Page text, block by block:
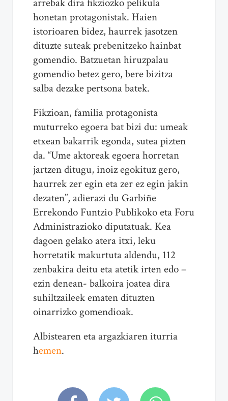
arrebak dira fikziozko pelikula
honetan protagonistak. Haien
istorioaren bidez, haurrek jasotzen
dituzte suteak prebenitzeko hainbat
gomendio. Batzuetan hiruzpalau
gomendio betez gero, bere bizitza
salba dezake pertsona batek.
Fikzioan, familia protagonista
muturreko egoera bat bizi du: umeak
etxean bakarrik egonda, sutea pizten
da. “Ume aktoreak egoera horretan
jartzen ditugu, inoiz egokituz gero,
haurrek zer egin eta zer ez egin jakin
dezaten”, adierazi du Garbiñe
Errekondo Funtzio Publikoko eta Foru
Administrazioko diputatuak. Kea
dagoen gelako atera itxi, leku
horretatik makurtuta aldendu, 112
zenbakira deitu eta atetik irten edo –
ezin denean- balkoira joatea dira
suhiltzaileek ematen dituzten
oinarrizko gomendioak.
Albistearen eta argazkiaren iturria
hemen.